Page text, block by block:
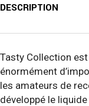
DESCRIPTION
Tasty Collection
énormément
les amateurs de
développé le